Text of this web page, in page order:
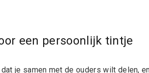
een persoonlijk tintje
je samen met de ouders wilt delen,